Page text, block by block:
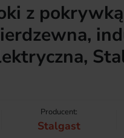
z
Producent:
Stalgast